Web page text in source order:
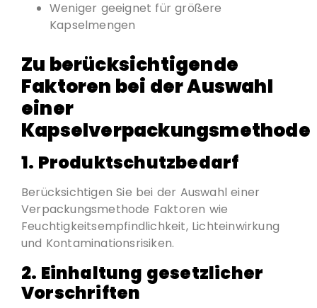
Weniger geeignet für größere
Kapselmengen
Zu berücksichtigende
Faktoren bei der Auswahl
einer
Kapselverpackungsmethode
1. Produktschutzbedarf
Berücksichtigen Sie bei der Auswahl einer
Verpackungsmethode Faktoren wie
Feuchtigkeitsempfindlichkeit, Lichteinwirkung
und Kontaminationsrisiken.
2. Einhaltung gesetzlicher
Vorschriften